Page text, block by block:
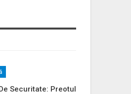
Securitate: Preotul